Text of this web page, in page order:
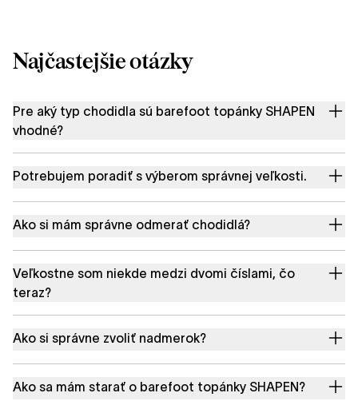
Najčastejšie otázky
Pre aký typ chodidla sú barefoot topánky SHAPEN
vhodné?
Potrebujem poradiť s výberom správnej veľkosti.
Ako si mám správne odmerať chodidlá?
Veľkostne som niekde medzi dvomi číslami, čo
teraz?
Ako si správne zvoliť nadmerok?
Ako sa mám starať o barefoot topánky SHAPEN?